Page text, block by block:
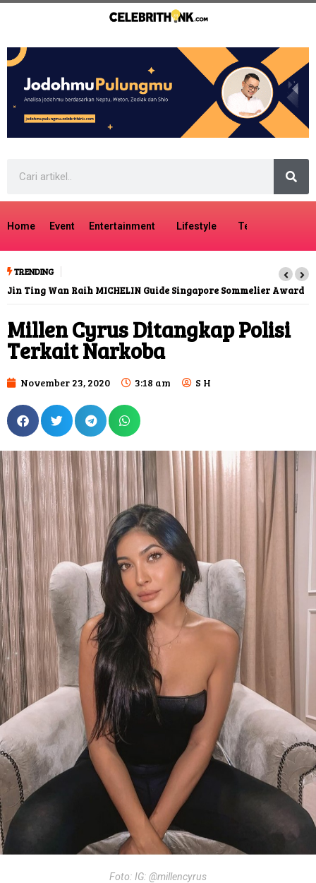
Home Event Entertainment Lifestyle Tech
TRENDING
Jin Ting Wan Raih MICHELIN Guide Singapore Sommelier Award
Millen Cyrus Ditangkap Polisi
Terkait Narkoba
November 23, 2020 3:18 am S H
Foto: IG: @millencyrus